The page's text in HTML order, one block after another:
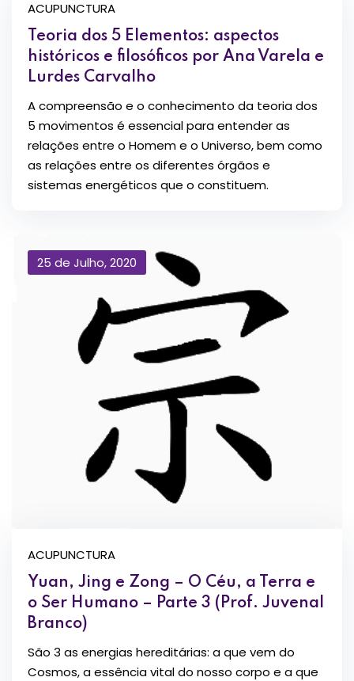
ACUPUNCTURA
Teoria dos 5 Elementos: aspectos
históricos e filosóficos por Ana Varela e
Lurdes Carvalho
A compreensão e o conhecimento da teoria dos
5 movimentos é essencial para entender as
relações entre o Homem e o Universo, bem como
as relações entre os diferentes órgãos e
sistemas energéticos que o constituem.
25 de Julho, 2020
ACUPUNCTURA
Yuan, Jing e Zong – O Céu, a Terra e
o Ser Humano – Parte 3 (Prof. Juvenal
Branco)
São 3 as energias hereditárias: a que vem do
Cosmos, a essência vital do nosso corpo e a que